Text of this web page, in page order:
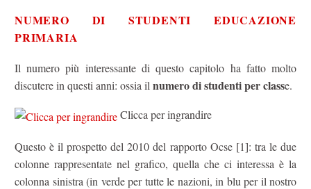
NUMERO DI STUDENTI EDUCAZIONE
PRIMARIA
Il numero più interessante di questo capitolo ha fatto molto
discutere in questi anni: ossia il numero di studenti per classe.
Clicca per ingrandire
Questo è il prospetto del 2010 del rapporto Ocse [1]: tra le due
colonne rappresentate nel grafico, quella che ci interessa è la
colonna sinistra (in verde per tutte le nazioni, in blu per il nostro